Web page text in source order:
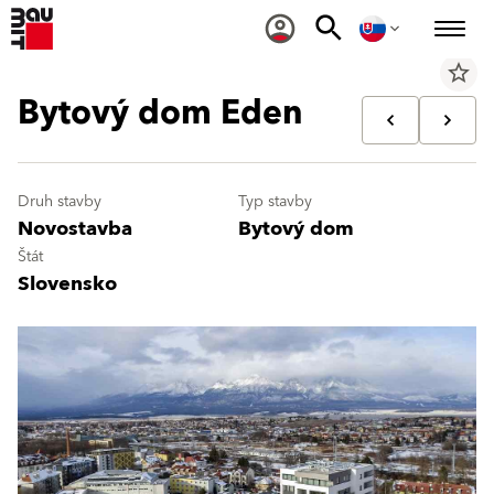
star_border
Bytový dom Eden
Druh stavby
Novostavba
Typ stavby
Bytový dom
Štát
Slovensko